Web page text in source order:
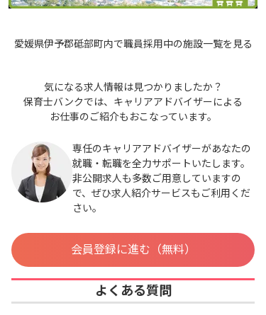
愛媛県伊予郡砥部町内で職員採用中の施設一覧を見る
気になる求人情報は見つかりましたか？
保育士バンクでは、キャリアアドバイザーによる
お仕事のご紹介もおこなっています。
専任のキャリアアドバイザーがあなたの
就職・転職を全力サポートいたします。
非公開求人も多数ご用意していますの
で、ぜひ求人紹介サービスもご利用くだ
さい。
会員登録に進む（無料）
よくある質問